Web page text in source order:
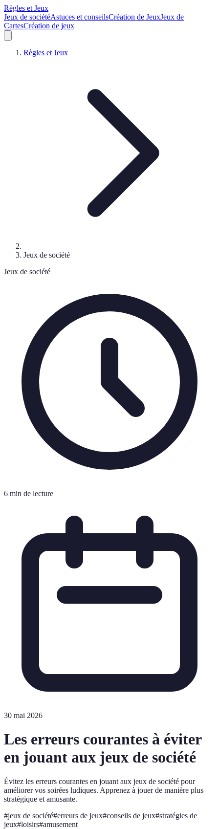
Règles et Jeux
Jeux de sociétéAstuces et conseilsCréation de JeuxJeux de
CartesCréation de jeux
Règles et Jeux
Jeux de société
Jeux de société
6 min de lecture
30 mai 2026
Les erreurs courantes à éviter
en jouant aux jeux de société
Évitez les erreurs courantes en jouant aux jeux de société pour
améliorer vos soirées ludiques. Apprenez à jouer de manière plus
stratégique et amusante.
#jeux de société#erreurs de jeux#conseils de jeux#stratégies de
jeux#loisirs#amusement